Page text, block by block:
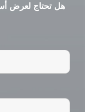
هل تحتاج لعرض